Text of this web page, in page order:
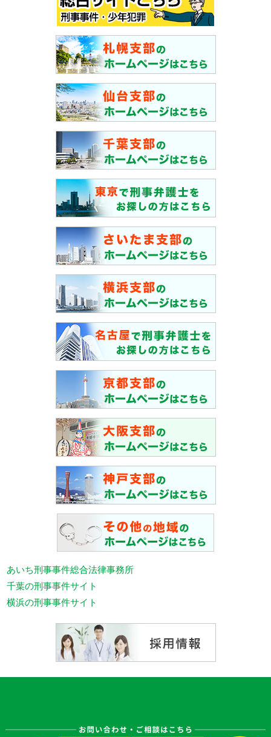
あいち刑事事件総合法律事務所
千葉の刑事事件サイト
横浜の刑事事件サイト